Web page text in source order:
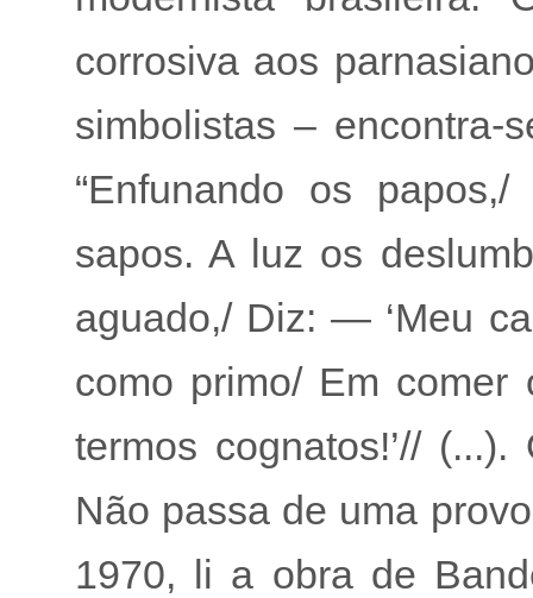
corrosiva aos
simbolistas – encontra-
“Enfunando os
sapos. A luz os
aguado,/ Diz: — ‘Meu
como primo/ Em comer
termos cognatos!’//
Não passa de uma
1970, li a obra de